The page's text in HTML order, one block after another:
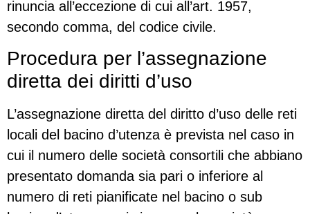
rinuncia all’eccezione di cui all’art. 1957,
secondo comma, del codice civile.
Procedura per l’assegnazione
diretta dei diritti d’uso
L’assegnazione diretta del diritto d’uso delle reti
locali del bacino d’utenza è prevista nel caso in
cui il numero delle società consortili che abbiano
presentato domanda sia pari o inferiore al
numero di reti pianificate nel bacino o sub